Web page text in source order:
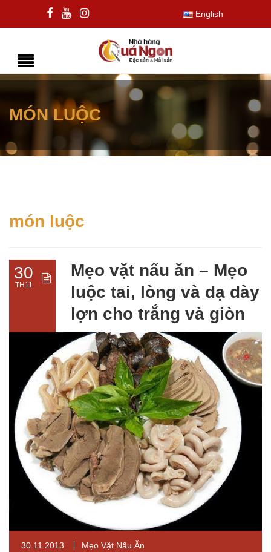
English
MÓN LUỘC
món luộc
30
TH11
Mẹo vặt nấu ăn – Mẹo
luộc tai, lòng và dạ dày
lợn cho trắng và giòn
30.11.2013
Mẹo Vặt Nấu Ăn